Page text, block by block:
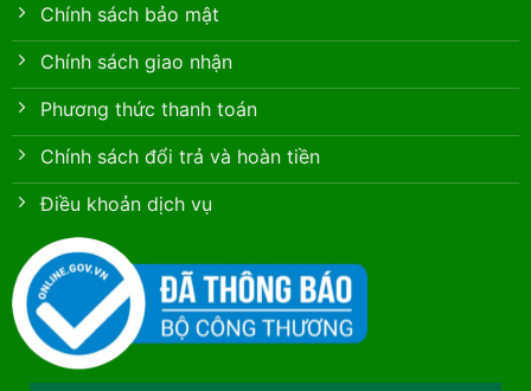
Chính sách bảo mật
Chính sách giao nhận
Phương thức thanh toán
Chính sách đổi trả và hoàn tiền
Điều khoản dịch vụ